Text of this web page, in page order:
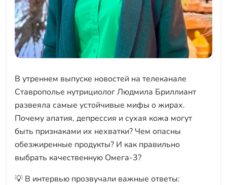
В утреннем выпуске новостей на телеканале
Ставрополье нутрициолог Людмила Бриллиант
развеяла самые устойчивые мифы о жирах.
Почему апатия, депрессия и сухая кожа могут
быть признаками их нехватки? Чем опасны
обезжиренные продукты? И как правильно
выбрать качественную Омега-3?
💡 В интервью прозвучали важные ответы: